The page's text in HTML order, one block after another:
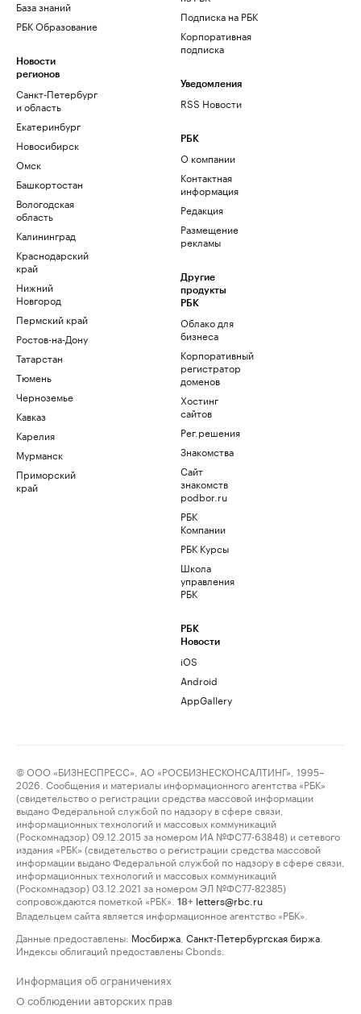
База знаний
РБК Образование
Новости
регионов
Санкт-Петербург
и область
Екатеринбург
Новосибирск
Омск
Башкортостан
Вологодская
область
Калининград
Краснодарский
край
Нижний
Новгород
Пермский край
Ростов-на-Дону
Татарстан
Тюмень
Черноземье
Кавказ
Карелия
Мурманск
Приморский
край
Подписка на РБК
Корпоративная
подписка
Уведомления
RSS Новости
РБК
О компании
Контактная
информация
Редакция
Размещение
рекламы
Другие
продукты
РБК
Облако для
бизнеса
Корпоративный
регистратор
доменов
Хостинг
сайтов
Рег.решения
Знакомства
Сайт
знакомств
podbor.ru
РБК
Компании
РБК Курсы
Школа
управления
РБК
РБК
Новости
iOS
Android
AppGallery
© ООО «БИЗНЕСПРЕСС», АО «РОСБИЗНЕСКОНСАЛТИНГ», 1995–
2026. Сообщения и материалы информационного агентства «РБК»
(свидетельство о регистрации средства массовой информации
выдано Федеральной службой по надзору в сфере связи,
информационных технологий и массовых коммуникаций
(Роскомнадзор) 09.12.2015 за номером ИА №ФС77-63848) и сетевого
издания «РБК» (свидетельство о регистрации средства массовой
информации выдано Федеральной службой по надзору в сфере связи,
информационных технологий и массовых коммуникаций
(Роскомнадзор) 03.12.2021 за номером ЭЛ №ФС77-82385)
сопровождаются пометкой «РБК».
18+ letters@rbc.ru
Владельцем сайта является информационное агентство «РБК».
Данные предоставлены: Мосбиржа Санкт-Петербургская биржа
Индексы облигаций предоставлены Cbonds.
Информация об ограничениях
О соблюдении авторских прав